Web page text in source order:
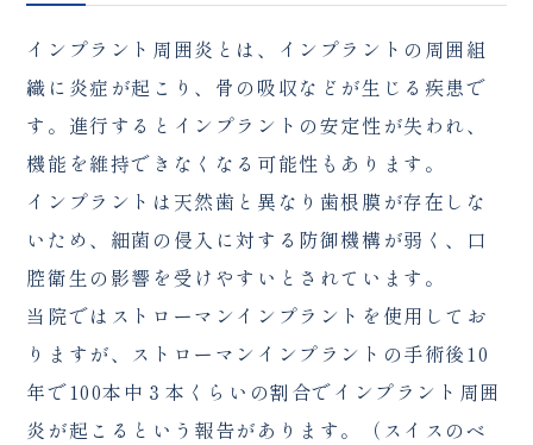
インプラント周囲炎とは、インプラントの周囲組
織に炎症が起こり、骨の吸収などが生じる疾患で
す。進行するとインプラントの安定性が失われ、
機能を維持できなくなる可能性もあります。
インプラントは天然歯と異なり歯根膜が存在しな
いため、細菌の侵入に対する防御機構が弱く、口
腔衛生の影響を受けやすいとされています。
当院ではストローマンインプラントを使用してお
りますが、ストローマンインプラントの手術後10
年で100本中３本くらいの割合でインプラント周囲
炎が起こるという報告があります。（スイスのベ